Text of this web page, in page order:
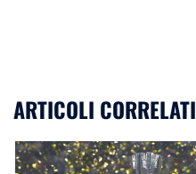
ARTICOLI CORRELATI